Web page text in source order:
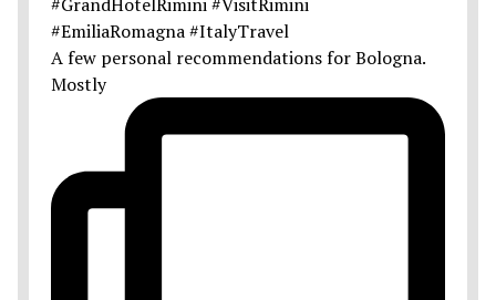
A few personal recommendations for Bologna.
Mostly